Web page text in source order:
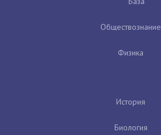
Обществознание
Физика
История
Биология